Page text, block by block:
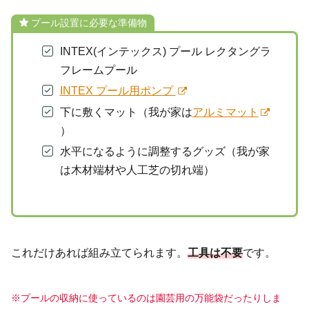
プール設置に必要な準備物
INTEX(インテックス) プール レクタングラ
フレームプール
INTEX プール用ポンプ
下に敷くマット（我が家はアルミマット
）
水平になるように調整するグッズ（我が家
は木材端材や人工芝の切れ端）
これだけあれば組み立てられます。 工具は不要です。
※プールの収納に使っているのは園芸用の万能袋だったりしま